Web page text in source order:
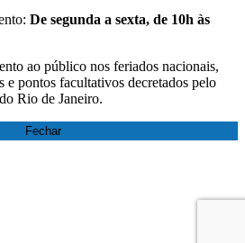
De segunda a sexta, de 10h às
ao público nos feriados nacionais,
e pontos facultativos decretados pelo
Rio de Janeiro.
Fechar